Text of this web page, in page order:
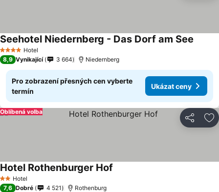
4 Počet hvězdiček
Hotel
Seehotel Niedernberg - Das Dorf am See
8,9 Vynikající 3 664 Niedernberg
Pro zobrazení přesných cen vyberte
termín
Ukázat ceny
Sdílet
Oblíbená volba
2 Počet hvězdiček
Hotel
Hotel Rothenburger Hof
7,6 Dobré 4 521 Rothenburg